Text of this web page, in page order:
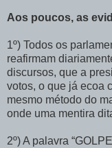
Aos poucos, as
1º) Todos os
reafirmam
discursos, que a
votos, o que já ecoa
mesmo método do
onde uma mentira
2º) A palavra